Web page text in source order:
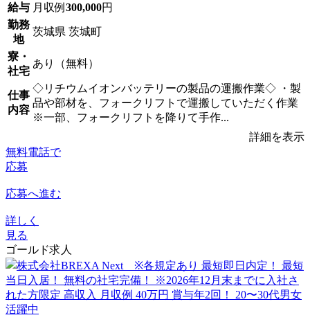
給与 月収例 300,000円
勤務
地
茨城県 茨城町
寮・
社宅
あり（無料）
仕事
内容
◇リチウムイオンバッテリーの製品の運搬作業◇ ・製
品や部材を、フォークリフトで運搬していただく作業
※一部、フォークリフトを降りて手作...
詳細を表示
無料電話で
応募
応募へ進む
詳しく
見る
ゴールド求人